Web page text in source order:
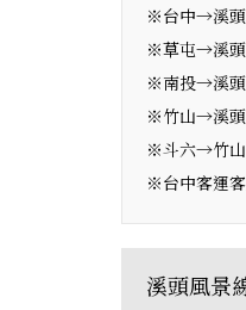
※台中→溪頭
※草屯→溪
※南投→溪
※竹山→溪
※斗六→竹山
※台中客運
溪頭風景